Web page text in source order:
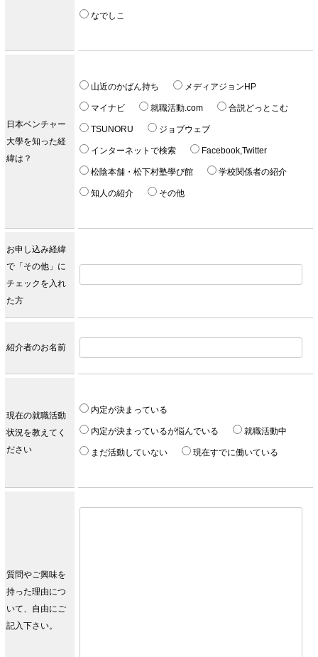
なでしこ
日本ベンチャー
大學を知った経
緯は？
山近のかばん持ち メディアジョンHP
マイナビ 就職活動.com 合説どっとこむ
TSUNORU ジョブウェブ
インターネットで検索 Facebook,Twitter
松陰本舗・松下村塾學び館 学校関係者の紹介
知人の紹介 その他
お申し込み経緯
で「その他」に
チェックを入れ
た方
紹介者のお名前
現在の就職活動
状況を教えてく
ださい
内定が決まっている
内定が決まっているが悩んでいる 就職活動中
まだ活動していない 現在すでに働いている
質問やご興味を
持った理由につ
いて、自由にご
記入下さい。